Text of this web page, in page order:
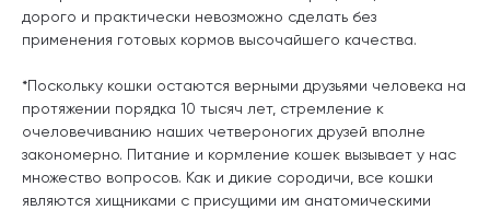
дорого и практически невозможно сделать без
применения готовых кормов высочайшего качества.
*Поскольку кошки остаются верными друзьями человека на
протяжении порядка 10 тысяч лет, стремление к
очеловечиванию наших четвероногих друзей вполне
закономерно. Питание и кормление кошек вызывает у нас
множество вопросов. Как и дикие сородичи, все кошки
являются хищниками с присущими им анатомическими